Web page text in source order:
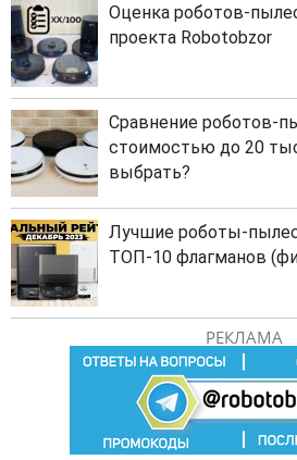
Оценка роботов-
проекта Robotobzor
Сравнение роботов-
стоимостью до 20
выбрать?
Лучшие роботы-
ТОП-10 флагманов
РЕКЛАМА